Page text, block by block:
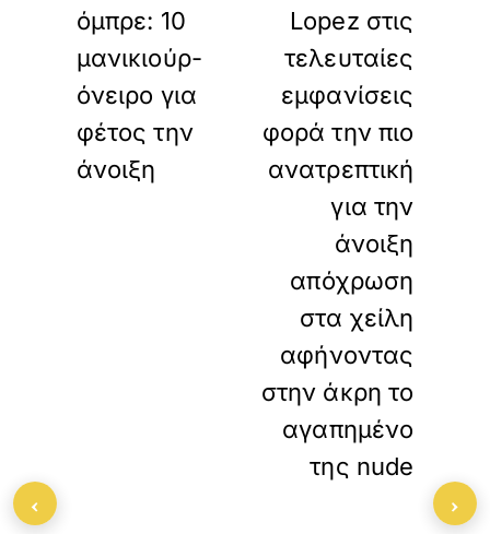
όμπρε: 10
μανικιούρ-
όνειρο για
φέτος την
άνοιξη
Lopez στις
τελευταίες
εμφανίσεις
φορά την πιο
ανατρεπτική
για την
άνοιξη
απόχρωση
στα χείλη
αφήνοντας
στην άκρη το
αγαπημένο
της nude
‹ ›